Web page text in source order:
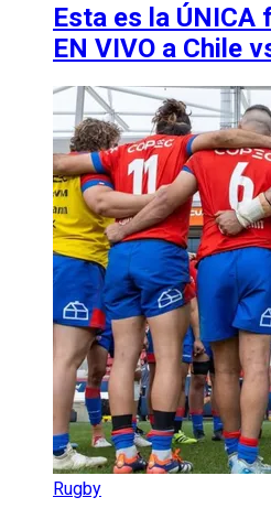
Esta es la ÚNICA
EN VIVO a Chile
Rugby